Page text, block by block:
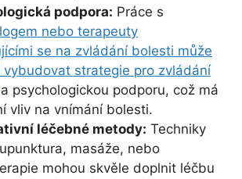
podpora: Práce s
nebo terapeuty
se na zvládání bolesti může
vybudovat strategie pro zvládání
a psychologickou podporu, což má
vliv na vnímání bolesti.
léčebné metody: Techniky
masáže, nebo
mohou skvěle doplnit léčbu